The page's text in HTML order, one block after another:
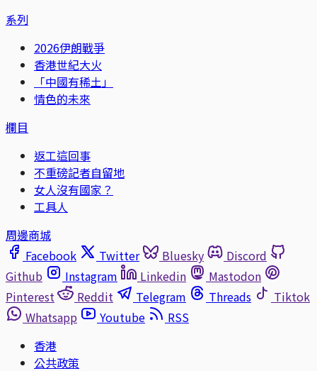
系列
2026伊朗戰爭
香港世紀大火
「中國有稀土」
情色的未來
欄目
返工這回事
不重磅記者自留地
女人沒有國家？
工具人
周邊商城
Facebook
Twitter Bluesky
Discord
Github
Instagram Linkedin
Mastodon
Pinterest
Reddit Telegram Threads
Tiktok
Whatsapp
Youtube
RSS
香港
公共政策